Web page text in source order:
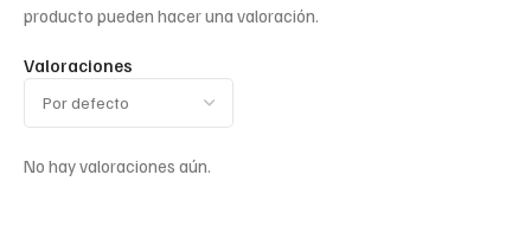
Valoraciones
No hay valoraciones aún.
producto pueden hacer una valoración.